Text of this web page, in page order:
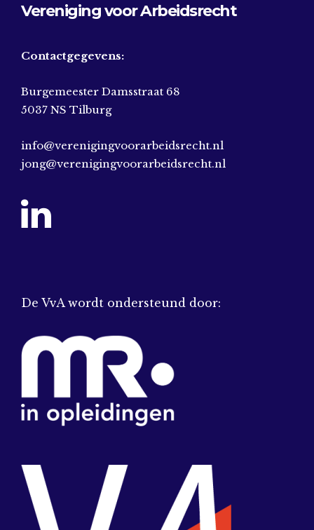
Vereniging voor Arbeidsrecht
Contactgegevens:
Burgemeester Damsstraat 68
5037 NS Tilburg
info@verenigingvoorarbeidsrecht.nl
jong@verenigingvoorarbeidsrecht.nl
De VvA wordt ondersteund door: